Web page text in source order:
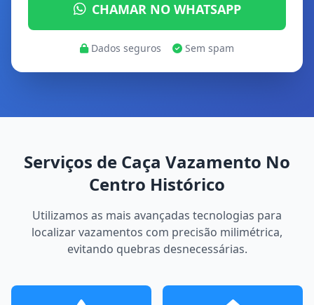
CHAMAR NO WHATSAPP
Dados seguros Sem spam
Serviços de Caça Vazamento No
Centro Histórico
Utilizamos as mais avançadas tecnologias para
localizar vazamentos com precisão milimétrica,
evitando quebras desnecessárias.